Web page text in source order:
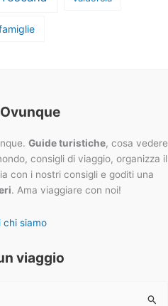
Guide turistiche, cosa vedere
consigli di viaggio, organizza il
con i nostri consigli e goditi una
. Ama viaggiare con noi!
chi siamo
viaggio